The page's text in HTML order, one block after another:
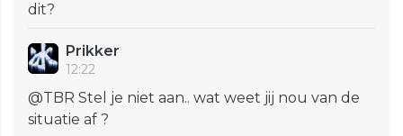
dit?
Prikker
12:22
@TBR Stel je niet aan.. wat weet jij nou van de
situatie af ?